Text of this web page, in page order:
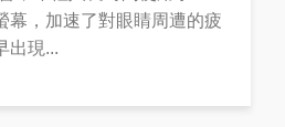
幕，加速了對眼睛周遭的疲
出現...